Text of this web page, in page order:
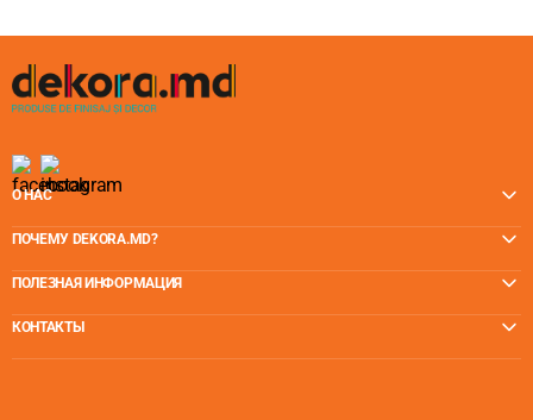
О НАС
ПОЧЕМУ DEKORA.MD?
ПОЛЕЗНАЯ ИНФОРМАЦИЯ
КОНТАКТЫ